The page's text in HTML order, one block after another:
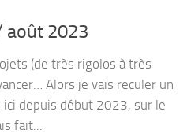
août 2023
(de très rigolos à très
Alors je vais reculer un
ici depuis début 2023, sur le
fait...